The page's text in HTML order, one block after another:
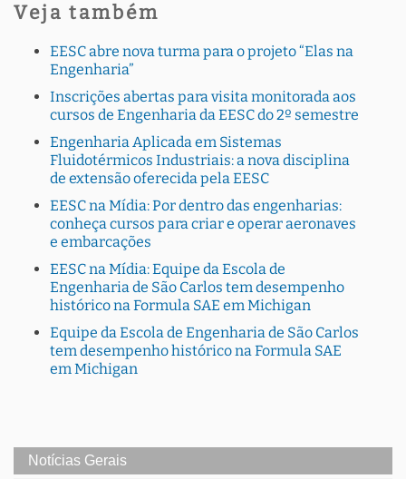
Veja também
EESC abre nova turma para o projeto “Elas na
Engenharia”
Inscrições abertas para visita monitorada aos
cursos de Engenharia da EESC do 2º semestre
Engenharia Aplicada em Sistemas
Fluidotérmicos Industriais: a nova disciplina
de extensão oferecida pela EESC
EESC na Mídia: Por dentro das engenharias:
conheça cursos para criar e operar aeronaves
e embarcações
EESC na Mídia: Equipe da Escola de
Engenharia de São Carlos tem desempenho
histórico na Formula SAE em Michigan
Equipe da Escola de Engenharia de São Carlos
tem desempenho histórico na Formula SAE
em Michigan
Notícias Gerais